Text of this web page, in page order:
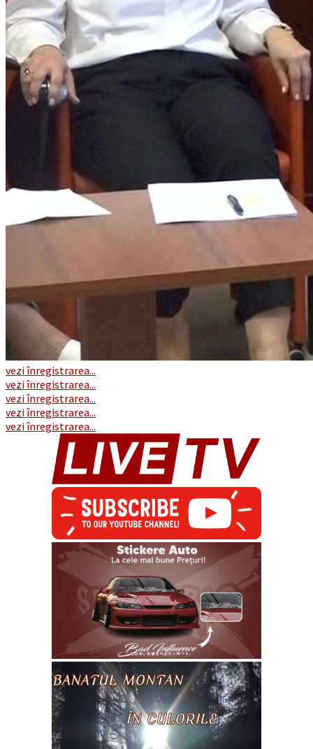
vezi înregistrarea...
vezi înregistrarea...
vezi înregistrarea...
vezi înregistrarea...
vezi înregistrarea...